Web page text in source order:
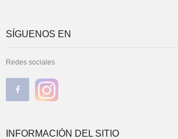
SÍGUENOS EN
Redes sociales
INFORMACIÓN DEL SITIO